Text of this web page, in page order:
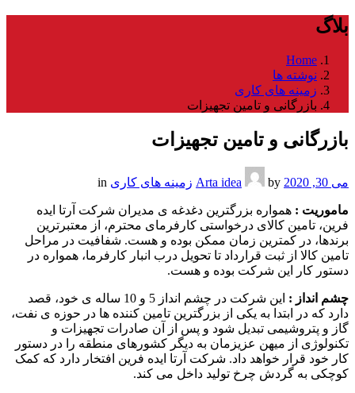
بلاگ
Home
نوشته ها
زمینه های کاری
بازرگانی و تامین تجهیزات
بازرگانی و تامین تجهیزات
می 30, 2020 Arta idea by زمینه های کاری
ماموریت : همواره بزرگترین دغدغه ی مدیران شرکت آرتا ایده
فرین، تامین کالای درخواستی کارفرمای محترم، از معتبرترین
برندها، در کمترین زمان ممکن بوده و هست. شفافیت در مراحل
تامین کالا از ثبت قرارداد تا تحویل درب انبار کارفرما، همواره در
دستور کار این شرکت بوده و هست.
چشم انداز :
این شرکت در چشم انداز 5 و 10 ساله ی خود، قصد
دارد که در ابتدا به یکی از بزرگترین تامین کننده ها در حوزه ی نفت،
گاز و پتروشیمی تبدیل شود و پس از آن صادرات تجهیزات و
تکنولوژی از میهن عزیزمان به دیگر کشورهای منطقه را در دستور
کار خود قرار خواهد داد. شرکت آرتا ایده فرین افتخار دارد که کمک
کوچکی به گردش چرخ تولید داخل می کند.